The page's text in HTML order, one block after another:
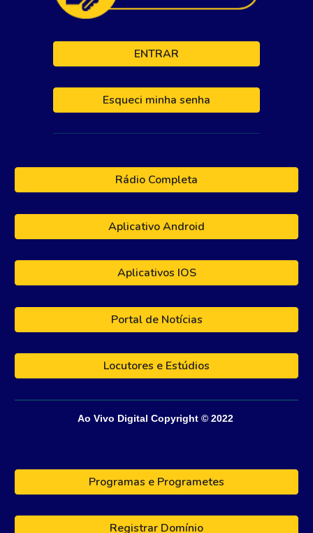
ENTRAR
Esqueci minha senha
Rádio Completa
Aplicativo Android
Aplicativos IOS
Portal de Notícias
Locutores e Estúdios
Ao Vivo Digital Copyright © 2022
Programas e Programetes
Registrar Domínio